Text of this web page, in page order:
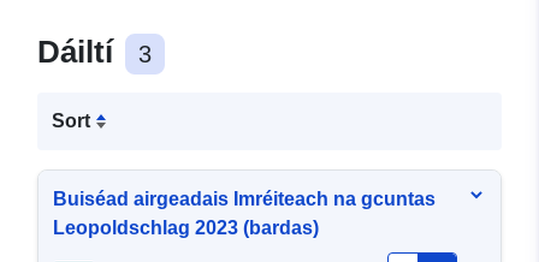
Dáiltí 3
Sort
Buiséad airgeadais Imréiteach na gcuntas
Leopoldschlag 2023 (bardas)